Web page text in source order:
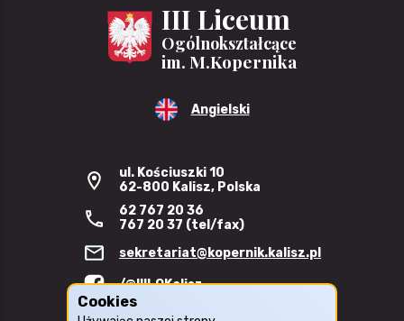
Cookies
III Liceum
Ogólnokształcące
im. M.Kopernika
Angielski
ul. Kościuszki 10
62-800 Kalisz, Polska
62 767 20 36
767 20 37 (tel/fax)
sekretariat@kopernik.kalisz.pl
/@IIILOKalisz
Biuletyn Informacji Publicznej